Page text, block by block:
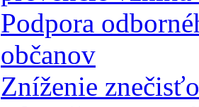
Podpora
občanov
Zníženie